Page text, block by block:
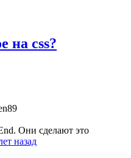
на css?
Они сделают это
назад